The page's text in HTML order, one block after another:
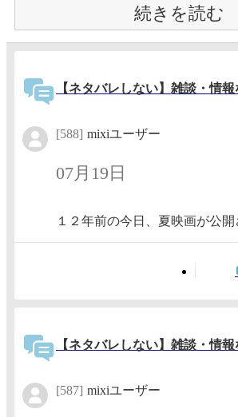
続きを読む
【ネタバレしない】雑談・情
[588] mixiユーザー
07月19日
１２年前の今日、夏映画が公開
【ネタバレしない】雑談・情
[587] mixiユーザー